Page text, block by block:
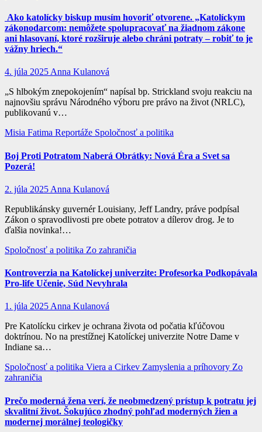
Ako katolícky biskup musím hovoriť otvorene. „Katolíckym
zákonodarcom: nemôžete spolupracovať na žiadnom zákone
ani hlasovaní, ktoré rozširuje alebo chráni potraty – robiť to je
vážny hriech.“
4. júla 2025Anna Kulanová
„S hlbokým znepokojením“ napísal bp. Strickland svoju reakciu na
najnovšiu správu Národného výboru pre právo na život (NRLC),
publikovanú v…
Misia Fatima Reportáže Spoločnosť a politika
Boj Proti Potratom Naberá Obrátky: Nová Éra a Svet sa
Pozerá!
2. júla 2025 Anna Kulanová
Republikánsky guvernér Louisiany, Jeff Landry, práve podpísal
Zákon o spravodlivosti pre obete potratov a dílerov drog. Je to
ďalšia novinka!…
Spoločnosť a politika Zo zahraničia
Kontroverzia na Katolíckej univerzite: Profesorka Podkopávala
Pro-life Učenie, Súd Nevyhrala
1. júla 2025Anna Kulanová
Pre Katolícku cirkev je ochrana života od počatia kľúčovou
doktrínou. No na prestížnej Katolíckej univerzite Notre Dame v
Indiane sa…
Spoločnosť a politika Viera a Cirkev Zamyslenia a príhovory Zo
zahraničia
Prečo moderná žena verí, že neobmedzený prístup k potratu jej
skvalitní život. Šokujúco zhodný pohľad moderných žien a
modernej morálnej teologičky